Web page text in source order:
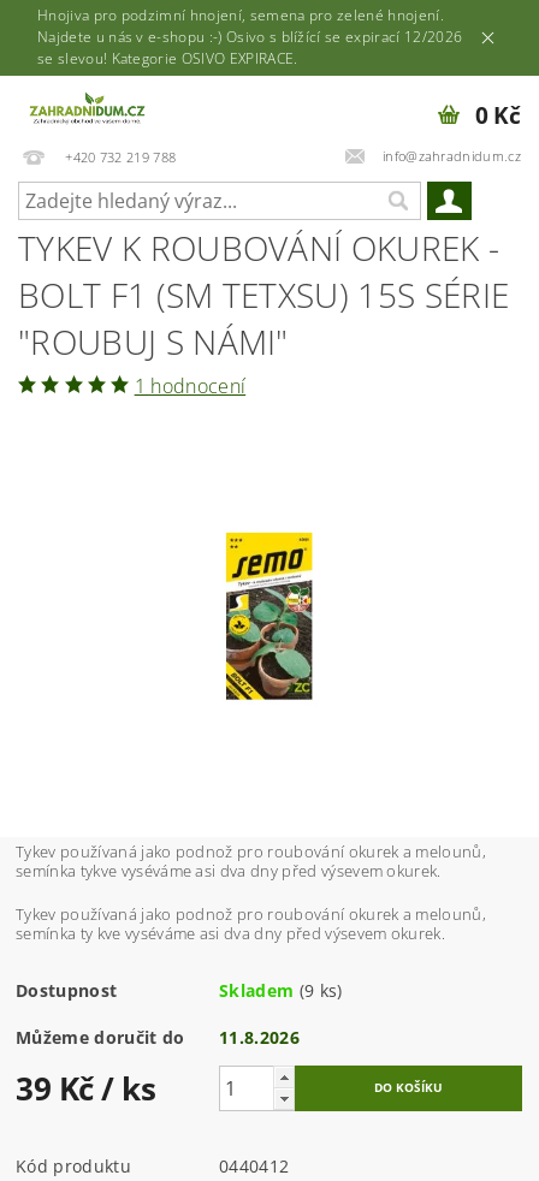
Hnojiva pro podzimní hnojení, semena pro zelené hnojení.
Najdete u nás v e-shopu :-) Osivo s blížící se expirací 12/2026
se slevou! Kategorie OSIVO EXPIRACE.
+420 732 219 788 info@zahradnidum.cz
0 Kč
TYKEV K ROUBOVÁNÍ OKUREK -
BOLT F1 (SM TETXSU) 15S SÉRIE
"ROUBUJ S NÁMI"
1 hodnocení
Tykev používaná jako podnož pro roubování okurek a melounů,
semínka tykve vyséváme asi dva dny před výsevem okurek.
Tykev používaná jako podnož pro roubování okurek a melounů,
semínka ty kve vyséváme asi dva dny před výsevem okurek.
Dostupnost Skladem (9 ks)
Můžeme doručit do 11.8.2026
39 Kč/ ks
Kód produktu
0440412